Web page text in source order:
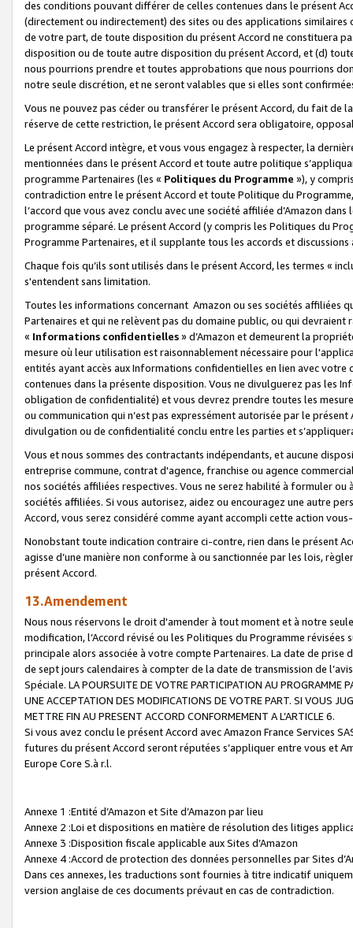
des conditions pouvant différer de celles contenues dans le présent
(directement ou indirectement) des sites ou des applications
de votre part, de toute disposition du présent Accord ne constituera
disposition ou de toute autre disposition du présent Accord, et (d)
nous pourrions prendre et toutes approbations que nous pourrions
notre seule discrétion, et ne seront valables que si elles sont
Vous ne pouvez pas céder ou transférer le présent Accord, du fait de
réserve de cette restriction, le présent Accord sera obligatoire,
Le présent Accord intègre, et vous vous engagez à respecter, la
mentionnées dans le présent Accord et toute autre politique
programme Partenaires (les « Politiques du Programme »), y
contradiction entre le présent Accord et toute Politique du
l’accord que vous avez conclu avec une société affiliée d’Amazon
programme séparé. Le présent Accord (y compris les Politiques du
Programme Partenaires, et il supplante tous les accords et discussions
Chaque fois qu’ils sont utilisés dans le présent Accord, les termes «
s'entendent sans limitation.
Toutes les informations concernant Amazon ou ses sociétés affiliées
Partenaires et qui ne relèvent pas du domaine public, ou qui
« Informations confidentielles» d’Amazon et demeurent la
mesure où leur utilisation est raisonnablement nécessaire pour
entités ayant accès aux Informations confidentielles en lien avec
contenues dans la présente disposition. Vous ne divulguerez pas les
obligation de confidentialité) et vous devrez prendre toutes les
ou communication qui n’est pas expressément autorisée par le
divulgation ou de confidentialité conclu entre les parties et
Vous et nous sommes des contractants indépendants, et aucune
entreprise commune, contrat d'agence, franchise ou agence
nos sociétés affiliées respectives. Vous ne serez habilité à formuler
sociétés affiliées. Si vous autorisez, aidez ou encouragez une autre
Accord, vous serez considéré comme ayant accompli cette action
Nonobstant toute indication contraire ci-contre, rien dans le présent
agisse d’une manière non conforme à ou sanctionnée par les lois,
présent Accord.
13.Amendement
Nous nous réservons le droit d'amender à tout moment et à notre
modification, l’Accord révisé ou les Politiques du Programme
principale alors associée à votre compte Partenaires. La date de
de sept jours calendaires à compter de la date de transmission de
Spéciale. LA POURSUITE DE VOTRE PARTICIPATION AU PROGRAMME
UNE ACCEPTATION DES MODIFICATIONS DE VOTRE PART. SI VOUS
METTRE FIN AU PRESENT ACCORD CONFORMEMENT A L’ARTICLE 6.
Si vous avez conclu le présent Accord avec Amazon France Services
futures du présent Accord seront réputées s’appliquer entre vous et
Europe Core S.à r.l.
Annexe 1 :Entité d’Amazon et Site d’Amazon par lieu
Annexe 2 :Loi et dispositions en matière de résolution des litiges
Annexe 3 :Disposition fiscale applicable aux Sites d’Amazon
Annexe 4 :Accord de protection des données personnelles par Sites
Dans ces annexes, les traductions sont fournies à titre indicatif
version anglaise de ces documents prévaut en cas de contradiction.